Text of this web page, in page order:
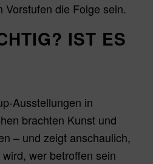
Vorstufen die Folge sein.
IST ES
Ausstellungen in
brachten Kunst und
– und zeigt anschaulich,
wer betroffen sein